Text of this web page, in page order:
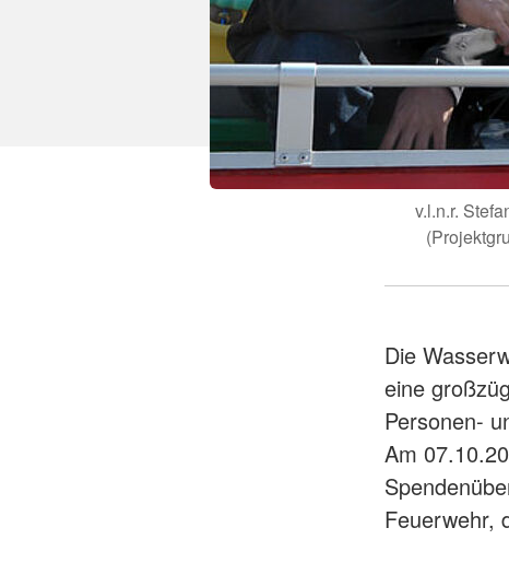
v.l.n.r.
Die
eine
Personen-
Am
Feuerwehr,